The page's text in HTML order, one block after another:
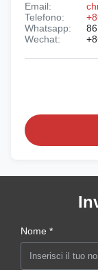
Email:
Telefono:
Whatsapp:
Wechat:
Nome *